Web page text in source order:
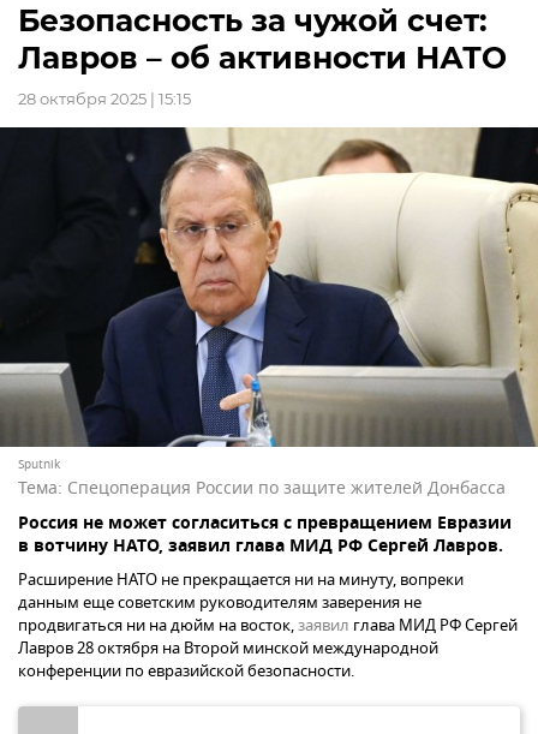
Безопасность за чужой счет:
Лавров – об активности НАТО
28 октября 2025 | 15:15
Sputnik
Тема: Спецоперация России по защите жителей Донбасса
Россия не может согласиться с превращением Евразии
в вотчину НАТО, заявил глава МИД РФ Сергей Лавров.
Расширение НАТО не прекращается ни на минуту, вопреки
данным еще советским руководителям заверения не
продвигаться ни на дюйм на восток,заявил глава МИД РФ Сергей
Лавров 28 октября на Второй минской международной
конференции по евразийской безопасности.